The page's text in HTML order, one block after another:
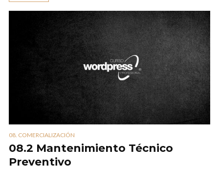
08. COMERCIALIZACIÓN
08.2 Mantenimiento Técnico
Preventivo